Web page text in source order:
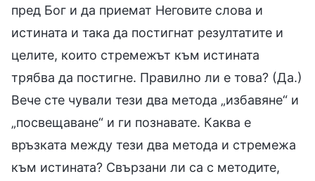
пред Бог и да приемат Неговите слова и
истината и така да постигнат резултатите и
целите, които стремежът към истината
трябва да постигне. Правилно ли е това? (Да.)
Вече сте чували тези два метода „избавяне“ и
„посвещаване“ и ги познавате. Каква е
връзката между тези два метода и стремежа
към истината? Свързани ли са с методите,